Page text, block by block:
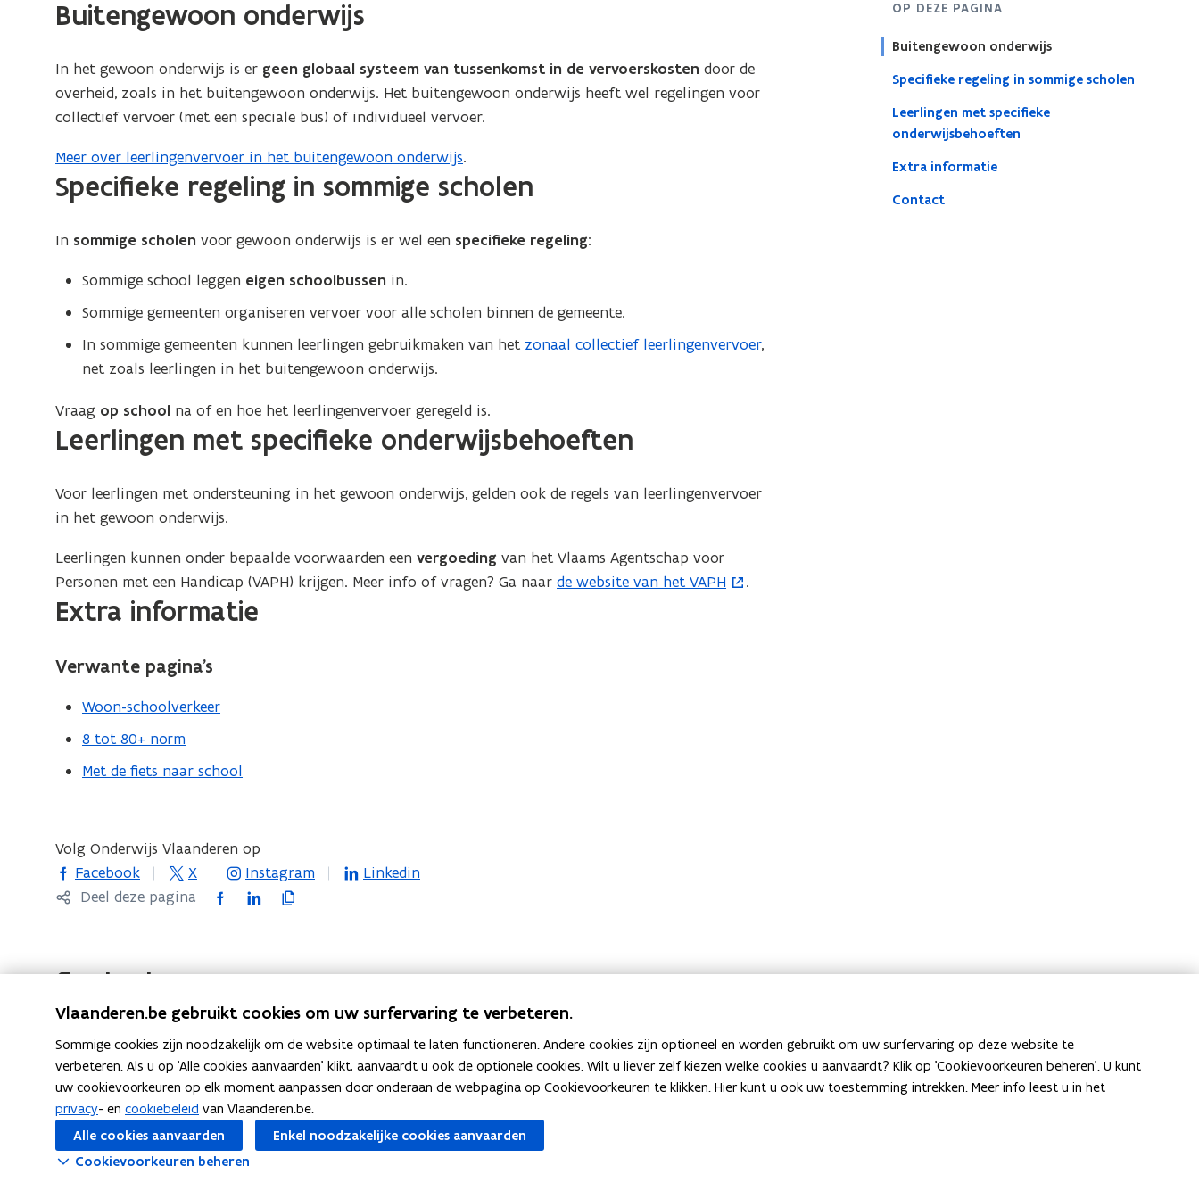
onderwijs
OP DEZE PAGINA
Buitengewoon onderwijs
Specifieke regeling in sommige scholen
Leerlingen met specifieke
onderwijsbehoeften
Extra informatie
Contact
Buitengewoon onderwijs
In het gewoon onderwijs is er geen globaal systeem van tussenkomst in de vervoerskosten door de
overheid, zoals in het buitengewoon onderwijs. Het buitengewoon onderwijs heeft wel regelingen voor
collectief vervoer (met een speciale bus) of individueel vervoer.
Meer over leerlingenvervoer in het buitengewoon onderwijs.
Specifieke regeling in sommige scholen
In sommige scholen voor gewoon onderwijs is er wel een specifieke regeling:
Sommige school leggen eigen schoolbussen in.
Sommige gemeenten organiseren vervoer voor alle scholen binnen de gemeente.
In sommige gemeenten kunnen leerlingen gebruikmaken van het zonaal collectief leerlingenvervoer,
net zoals leerlingen in het buitengewoon onderwijs.
Vraag op school na of en hoe het leerlingenvervoer geregeld is.
Leerlingen met specifieke onderwijsbehoeften
Voor leerlingen met ondersteuning in het gewoon onderwijs, gelden ook de regels van leerlingenvervoer
in het gewoon onderwijs.
Leerlingen kunnen onder bepaalde voorwaarden eenvergoedingvan het Vlaams Agentschap voor
Personen met een Handicap (VAPH) krijgen. Meer info of vragen? Ga naarde website van het VAPH
(
s
e
r
)
.
Extra informatie
Verwante pagina’s
Woon-schoolverkeer
8 tot 80+ norm
Met de fiets naar school
Volg Onderwijs Vlaanderen op
Facebook
opent in nieuw venster
X
opent in nieuw venster
Instagram
opent in nieuw vensterLinkedin
opent in nieuw venster
Deel deze pagina
F
e
o
o
k
o
p
e
n
L
k
d
i
n
o
p
n
K
i
e
r
l
i
n
k
Contact
Vragen? Neem contact op met je school.
Vlaanderen.be gebruikt cookies om uw surfervaring te verbeteren.
Sommige cookies zijn noodzakelijk om de website optimaal te laten functioneren. Andere cookies zijn optioneel en worden gebruikt om uw surfervaring op deze website te
verbeteren. Als u op 'Alle cookies aanvaarden' klikt, aanvaardt u ook de optionele cookies. Wilt u liever zelf kiezen welke cookies u aanvaardt? Klik op 'Cookievoorkeuren beheren'. U kunt
uw cookievoorkeuren op elk moment aanpassen door onderaan de webpagina op Cookievoorkeuren te klikken. Hier kunt u ook uw toestemming intrekken. Meer info leest u in het
privacy- en cookiebeleid van Vlaanderen.be.
Alle cookies aanvaarden
Enkel noodzakelijke cookies aanvaarden
Cookievoorkeuren beheren